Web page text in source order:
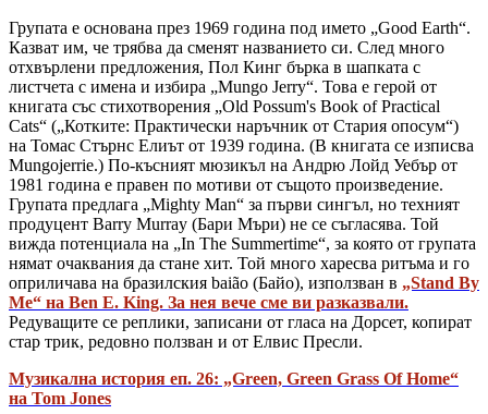
Групата е основана през 1969 година под името „Good Earth“.
Казват им, че трябва да сменят названието си. След много
отхвърлени предложения, Пол Кинг бърка в шапката с
листчета с имена и избира „Mungo Jerry“. Това е герой от
книгата със стихотворения „Old Possum's Book of Practical
Cats“ („Котките: Практически наръчник от Стария опосум“)
на Томас Стърнс Елиът от 1939 година. (В книгата се изписва
Mungojerrie.) По-късният мюзикъл на Андрю Лойд Уебър от
1981 година е правен по мотиви от същото произведение.
Групата предлага „Mighty Man“ за първи сингъл, но техният
продуцент Barry Murray (Бари Мъри) не се съгласява. Той
вижда потенциала на „In The Summertime“, за която от групата
нямат очаквания да стане хит. Той много харесва ритъма и го
оприличава на бразилския baião (Байо), използван в „Stand By
Me“ на Ben E. King. За нея вече сме ви разказвали.
Редуващите се реплики, записани от гласа на Дорсет, копират
стар трик, редовно ползван и от Елвис Пресли.
Музикална история еп. 26: „Green, Green Grass Of Home“
на Tom Jones